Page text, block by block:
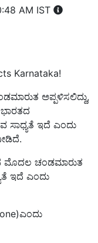
AM IST
Karnataka!
ಅಪ್ಪಳಿಸಲಿದ್ದು,
ಸಾಧ್ಯತೆ ಇದೆ ಎಂದು
ಮೊದಲ ಚಂಡಮಾರುತ
ಇದೆ ಎಂದು